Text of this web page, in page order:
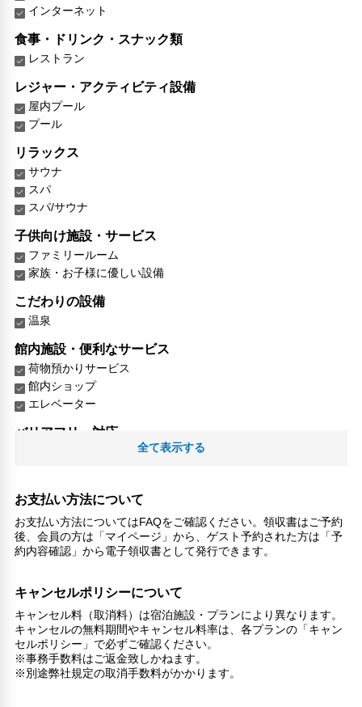
インターネット
食事・ドリンク・スナック類
レストラン
レジャー・アクティビティ設備
屋内プール
プール
リラックス
サウナ
スパ
スパ/サウナ
子供向け施設・サービス
ファミリールーム
家族・お子様に優しい設備
こだわりの設備
温泉
館内施設・便利なサービス
荷物預かりサービス
館内ショップ
エレベーター
バリアフリー対応
対応言語
日本語
その他サービス
コインランドリー
全て表示する
お支払い方法について
お支払い方法についてはFAQをご確認ください。領収書はご予約
後、会員の方は「マイページ」から、ゲスト予約された方は「予
約内容確認」から電子領収書として発行できます。
キャンセルポリシーについて
キャンセル料（取消料）は宿泊施設・プランにより異なります。
キャンセルの無料期間やキャンセル料率は、各プランの「キャン
セルポリシー」で必ずご確認ください。
※事務手数料はご返金致しかねます。
※別途弊社規定の取消手数料がかかります。